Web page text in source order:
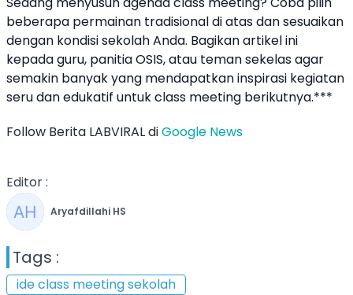
beberapa permainan tradisional di atas dan sesuaikan
dengan kondisi sekolah Anda. Bagikan artikel ini
kepada guru, panitia OSIS, atau teman sekelas agar
semakin banyak yang mendapatkan inspirasi kegiatan
seru dan edukatif untuk class meeting berikutnya.***
Follow Berita LABVIRAL diGoogle News
Editor :
Aryafdillahi HS
Tags :
ide class meeting sekolah